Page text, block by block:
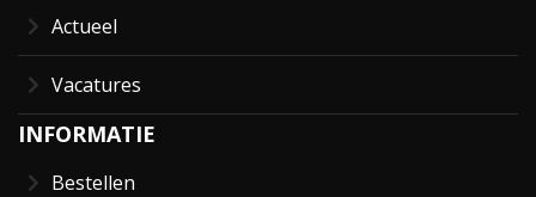
Actueel
Vacatures
INFORMATIE
Bestellen